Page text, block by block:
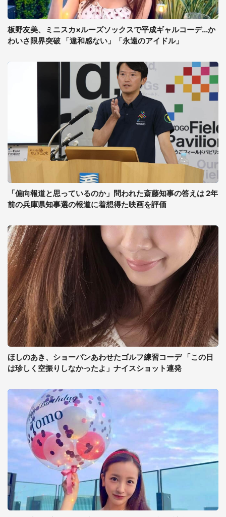
板野友美、ミニスカ×ルーズソックスで平成ギャルコーデ...か
わいさ限界突破 「違和感ない」「永遠のアイドル」
「偏向報道と思っているのか」問われた斎藤知事の答えは 2年
前の兵庫県知事選の報道に着想得た映画を評価
ほしのあき、ショーパンあわせたゴルフ練習コーデ 「この日
は珍しく空振りしなかったよ」ナイスショット連発